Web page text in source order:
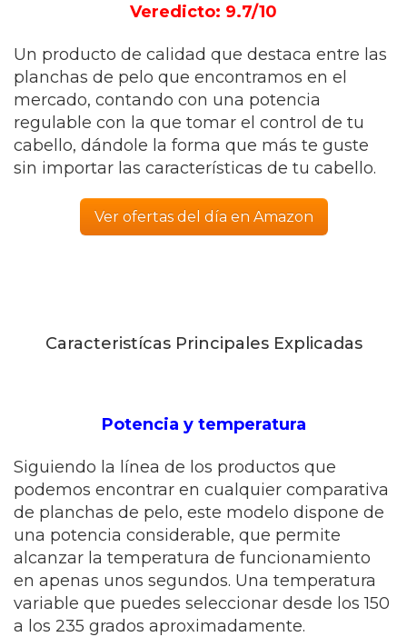
Veredicto: 9.7/10
Un producto de calidad que destaca entre las
planchas de pelo que encontramos en el
mercado, contando con una potencia
regulable con la que tomar el control de tu
cabello, dándole la forma que más te guste
sin importar las características de tu cabello.
Ver ofertas del día en Amazon
Caracteristícas Principales Explicadas
Potencia y temperatura
Siguiendo la línea de los productos que
podemos encontrar en cualquier comparativa
de planchas de pelo, este modelo dispone de
una potencia considerable, que permite
alcanzar la temperatura de funcionamiento
en apenas unos segundos. Una temperatura
variable que puedes seleccionar desde los 150
a los 235 grados aproximadamente.